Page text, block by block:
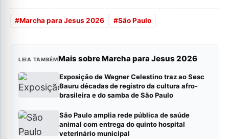
#Marcha para Jesus 2026 #São Paulo
LEIA TAMBÉMMais sobre Marcha para Jesus 2026
Exposição de Wagner Celestino traz ao Sesc
Bauru décadas de registro da cultura afro-
brasileira e do samba de São Paulo
São Paulo amplia rede pública de saúde
animal com entrega do quinto hospital
veterinário municipal